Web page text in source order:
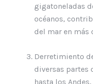
gigatoneladas
océanos,
del mar en más
Derretimiento
diversas partes
hasta los